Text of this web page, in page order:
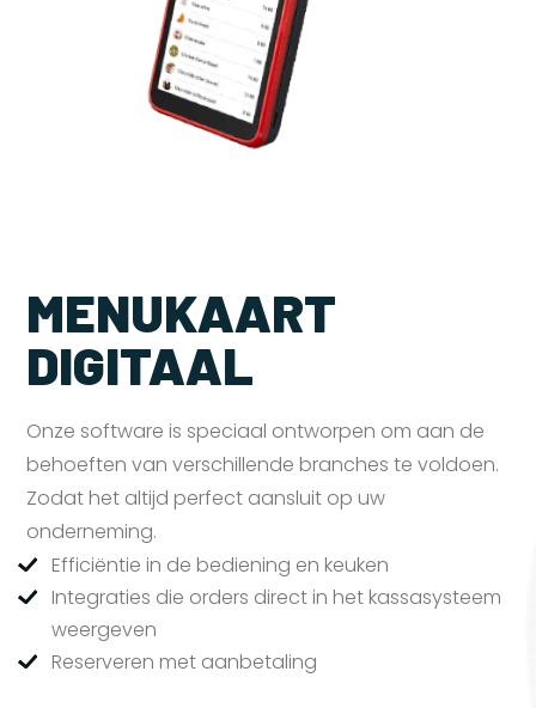
MENUKAART
DIGITAAL
Onze software is speciaal ontworpen om aan de
behoeften van verschillende branches te voldoen.
Zodat het altijd perfect aansluit op uw
onderneming.
Efficiëntie in de bediening en keuken
Integraties die orders direct in het kassasysteem
weergeven
Reserveren met aanbetaling